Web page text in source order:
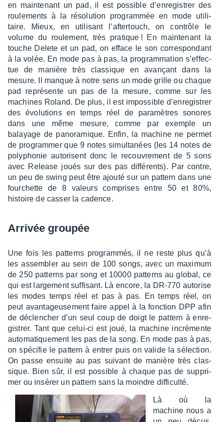
en main­te­nant un pad, il est possible d’en­re­gis­trer des
roule­ments à la réso­lu­tion program­mée en mode utili­
taire. Mieux, en utili­sant l’af­ter­touch, on contrôle le
volume du roule­ment, très pratique ! En main­te­nant la
touche Delete et un pad, on efface le son corres­pon­dant
à la volée. En mode pas à pas, la program­ma­tion s’ef­fec­
tue de manière très clas­sique en avançant dans la
mesure. Il manque à notre sens un mode grille ou chaque
pad repré­sente un pas de la mesure, comme sur les
machines Roland. De plus, il est impos­sible d’en­re­gis­trer
des évolu­tions en temps réel de para­mètres sonores
dans une même mesure, comme par exemple un
balayage de pano­ra­mique. Enfin, la machine ne permet
de program­mer que 9 notes simul­ta­nées (les 14 notes de
poly­pho­nie auto­risent donc le recou­vre­ment de 5 sons
avec Release joués sur des pas diffé­rents). Par contre,
un peu de swing peut être ajouté sur un pattern dans une
four­chette de 8 valeurs comprises entre 50 et 80%,
histoire de casser la cadence.
Arri­vée grou­pée
Une fois les patterns program­més, il ne reste plus qu’à
les assem­bler au sein de 100 songs, avec un maxi­mum
de 250 patterns par song et 10000 patterns au global, ce
qui est large­ment suffi­sant. Là encore, la DR-770 auto­rise
les modes temps réel et pas à pas. En temps réel, on
peut avan­ta­geu­se­ment faire appel à la fonc­tion DPP afin
de déclen­cher d’un seul coup de doigt le pattern à enre­
gis­trer. Tant que celui-ci est joué, la machine incré­mente
auto­ma­tique­ment les pas de la song. En mode pas à pas,
on spéci­fie le pattern à entrer puis on valide la sélec­tion.
On passe ensuite au pas suivant de manière très clas­
sique. Bien sûr, il est possible à chaque pas de suppri­
mer ou insé­rer un pattern sans la moindre diffi­culté.
Là où la
machine nous a